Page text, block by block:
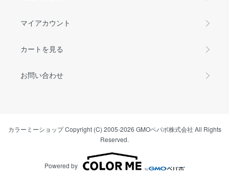
マイアカウント
カートを見る
お問い合わせ
カラーミーショップCopyright (C) 2005-2026 GMOペパボ株式会社 All Rights
Reserved.
Powered by